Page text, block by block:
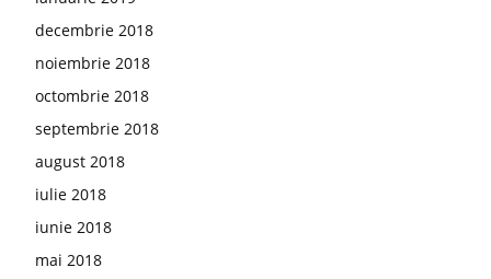
decembrie 2018
noiembrie 2018
octombrie 2018
septembrie 2018
august 2018
iulie 2018
iunie 2018
mai 2018